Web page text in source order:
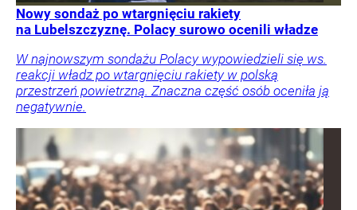
Nowy sondaż po wtargnięciu rakiety
na Lubelszczyznę. Polacy surowo ocenili władze
W najnowszym sondażu Polacy wypowiedzieli się ws.
reakcji władz po wtargnięciu rakiety w polską
przestrzeń powietrzną. Znaczna część osób oceniła ją
negatywnie.